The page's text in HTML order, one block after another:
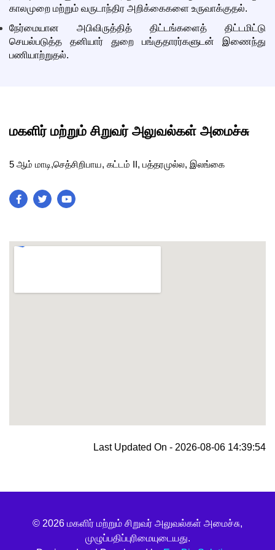
காலமுறை மற்றும் வருடாந்திர அறிக்கைகளை உருவாக்குதல்.
நேர்மையான அபிவிருத்தித் திட்டங்களைத் திட்டமிட்டு
செயல்படுத்த தனியார் துறை பங்குதாரர்களுடன் இணைந்து
பணியாற்றுதல்.
மகளிர் மற்றும் சிறுவர் அலுவல்கள் அமைச்சு
5 ஆம் மாடி,செத்சிறிபாய, கட்டம் II, பத்தரமுல்ல, இலங்கை
Last Updated On - 2026-08-06 14:39:54
© 2026 மகளிர் மற்றும் சிறுவர் அலுவல்கள் அமைச்சு,
முழுப்பதிப்புரிமையுடையது.